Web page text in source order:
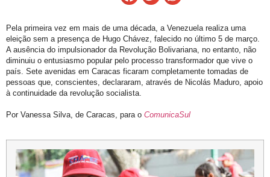
Pela primeira vez em mais de uma década, a Venezuela realiza uma
eleição sem a presença de Hugo Chávez, falecido no último 5 de março.
A ausência do impulsionador da Revolução Bolivariana, no entanto, não
diminuiu o entusiasmo popular pelo processo transformador que vive o
país. Sete avenidas em Caracas ficaram completamente tomadas de
pessoas que, conscientes, declararam, através de Nicolás Maduro, apoio
à continuidade da revolução socialista.
Por Vanessa Silva, de Caracas, para o ComunicaSul